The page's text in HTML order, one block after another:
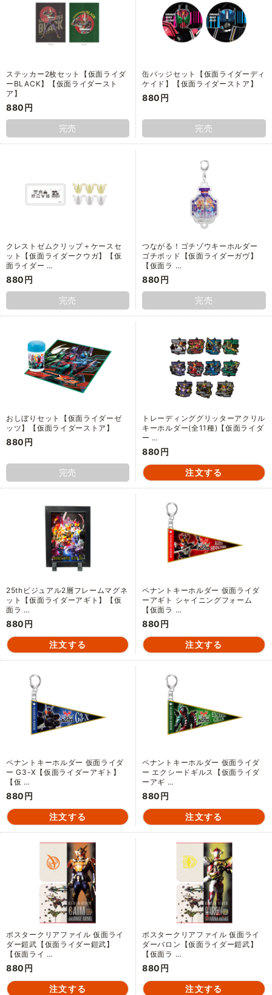
ステッカー2枚セット【仮面ライダ
ーBLACK】【仮面ライダースト
ア】
880円
完売
缶バッジセット【仮面ライダーディ
ケイド】【仮面ライダーストア】
880円
完売
クレストゼムクリップ＋ケースセ
ット【仮面ライダークウガ】【仮
面ライダー …
880円
完売
つながる！ゴチゾウキーホルダー
ゴチポッド【仮面ライダーガヴ】
【仮面ラ …
880円
完売
おしぼりセット【仮面ライダーゼ
ッツ】【仮面ライダーストア】
880円
完売
トレーディンググリッターアクリル
キーホルダー(全11種)【仮面ライダ
ー …
880円
25thビジュアル2層フレームマグネ
ット【仮面ライダーアギト】【仮
面ラ …
880円
ペナントキーホルダー 仮面ライダ
ーアギト シャイニングフォーム
【仮面ラ …
880円
ペナントキーホルダー 仮面ライダ
ー G3-X【仮面ライダーアギト】
【仮 …
880円
ペナントキーホルダー 仮面ライダ
ー エクシードギルス【仮面ライダ
ーアギ …
880円
ポスタークリアファイル 仮面ライ
ダー鎧武【仮面ライダー鎧武】
【仮面ライ …
880円
ポスタークリアファイル 仮面ライ
ダーバロン【仮面ライダー鎧武】
【仮面ラ …
880円